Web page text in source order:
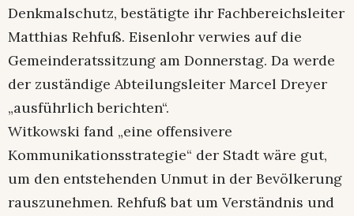
Denkmalschutz, bestätigte ihr Fachbereichsleiter
Matthias Rehfuß. Eisenlohr verwies auf die
Gemeinderatssitzung am Donnerstag. Da werde
der zuständige Abteilungsleiter Marcel Dreyer
„ausführlich berichten“.
Witkowski fand „eine offensivere
Kommunikationsstrategie“ der Stadt wäre gut,
um den entstehenden Unmut in der Bevölkerung
rauszunehmen. Rehfuß bat um Verständnis und